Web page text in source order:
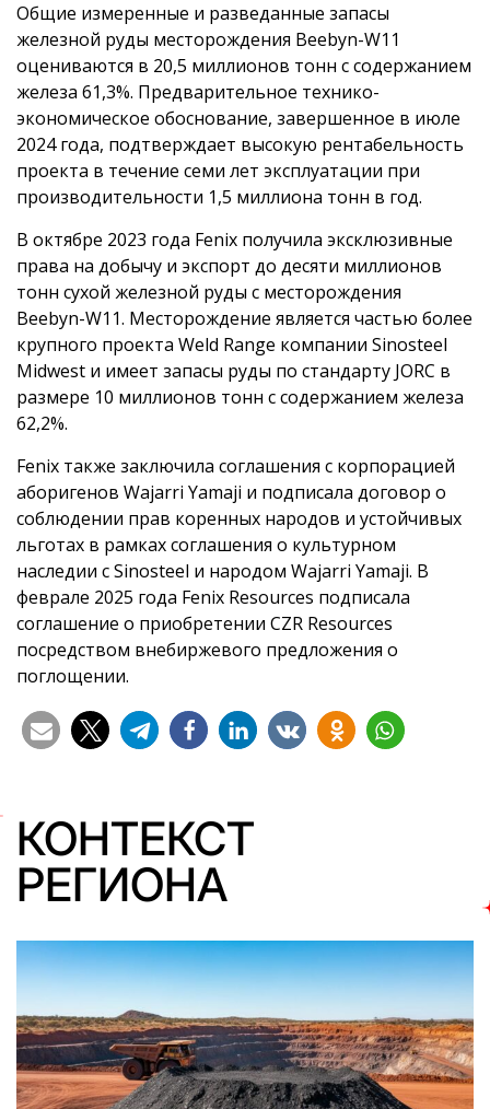
Общие измеренные и разведанные запасы
железной руды месторождения Beebyn-W11
оцениваются в 20,5 миллионов тонн с содержанием
железа 61,3%. Предварительное технико-
экономическое обоснование, завершенное в июле
2024 года, подтверждает высокую рентабельность
проекта в течение семи лет эксплуатации при
производительности 1,5 миллиона тонн в год.
В октябре 2023 года Fenix получила эксклюзивные
права на добычу и экспорт до десяти миллионов
тонн сухой железной руды с месторождения
Beebyn-W11. Месторождение является частью более
крупного проекта Weld Range компании Sinosteel
Midwest и имеет запасы руды по стандарту JORC в
размере 10 миллионов тонн с содержанием железа
62,2%.
Fenix также заключила соглашения с корпорацией
аборигенов Wajarri Yamaji и подписала договор о
соблюдении прав коренных народов и устойчивых
льготах в рамках соглашения о культурном
наследии с Sinosteel и народом Wajarri Yamaji. В
феврале 2025 года Fenix Resources подписала
соглашение о приобретении CZR Resources
посредством внебиржевого предложения о
поглощении.
КОНТЕКСТ
РЕГИОНА